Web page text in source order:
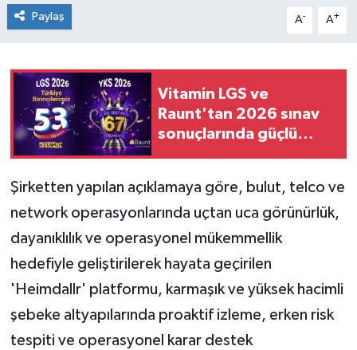
Paylaş A- A+
Vitamin LGS ve
Raunt'tan 2026 sınav
sonuçlarında güçlü
Şirketten yapılan açıklamaya göre, bulut, telco ve
network operasyonlarında uçtan uca görünürlük,
dayanıklılık ve operasyonel mükemmellik
hedefiyle geliştirilerek hayata geçirilen
'Heimdallr' platformu, karmaşık ve yüksek hacimli
şebeke altyapılarında proaktif izleme, erken risk
tespiti ve operasyonel karar destek